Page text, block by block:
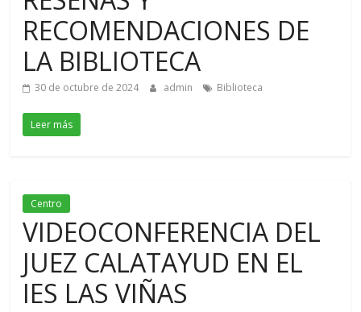
RECOMENDACIONES DE
LA BIBLIOTECA
30 de octubre de 2024 admin Biblioteca
Leer más
Centro
VIDEOCONFERENCIA DEL
JUEZ CALATAYUD EN EL
IES LAS VIÑAS